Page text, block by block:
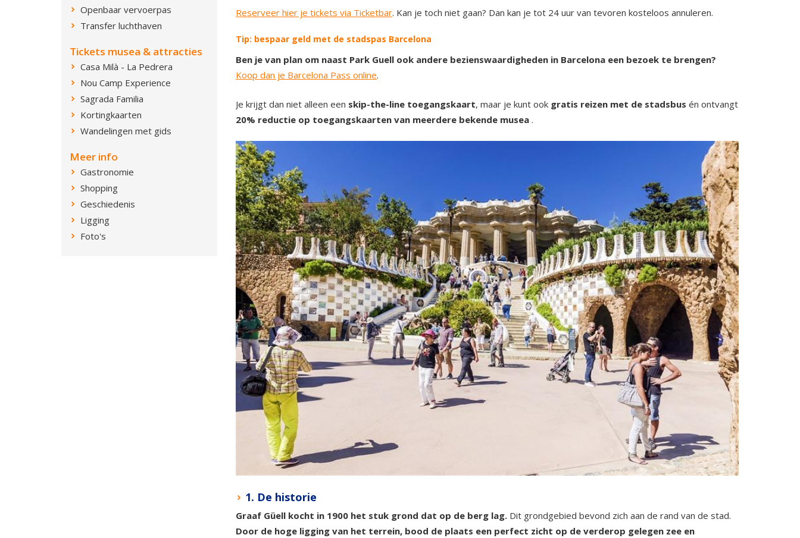
Openbaar vervoerpas
Transfer luchthaven
Tickets musea & attracties
Casa Milà - La Pedrera
Nou Camp Experience
Sagrada Familia
Kortingkaarten
Wandelingen met gids
Meer info
Gastronomie
Shopping
Geschiedenis
Ligging
Foto's
Reserveer hier je tickets via Ticketbar. Kan je toch niet gaan? Dan kan je tot 24 uur van tevoren kosteloos annuleren.
Tip: bespaar geld met de stadspas Barcelona
Ben je van plan om naast Park Guell ook andere bezienswaardigheden in Barcelona een bezoek te brengen?
Koop dan je Barcelona Pass online.
Je krijgt dan niet alleen een skip-the-line toegangskaart, maar je kunt ook gratis reizen met de stadsbus én ontvangt
20% reductie op toegangskaarten van meerdere bekende musea .
1. De historie
Graaf Güell kocht in 1900 het stuk grond dat op de berg lag. Dit grondgebied bevond zich aan de rand van de stad.
Door de hoge ligging van het terrein, bood de plaats een perfect zicht op de verderop gelegen zee en